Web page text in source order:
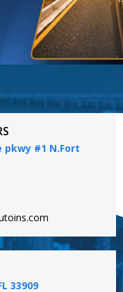
pkwy #1 N.Fort
33909